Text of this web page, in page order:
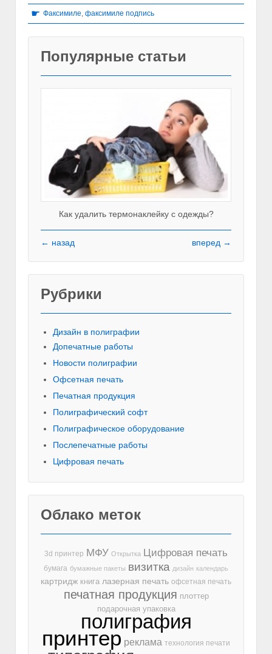
☛ Факсимиле факсимиле подпись
Популярные статьи
Как удалить термонаклейку с одежды?
← назад вперед →
Рубрики
Дизайн в полиграфии
Допечатные работы
Новости полиграфии
Офсетная печать
Печатная продукция
Полиграфический софт
Полиграфическое оборудование
Послепечатные работы
Цифровая печать
Облако меток
3d принтер МФУ Открытка Цифровая печать
бумага бумажные пакеты визитка дизайн календарь
картридж книга лазерная печать офсетная печать
печатная продукция плоттер
подарочная упаковка
полиграфия
принтер реклама технология печати